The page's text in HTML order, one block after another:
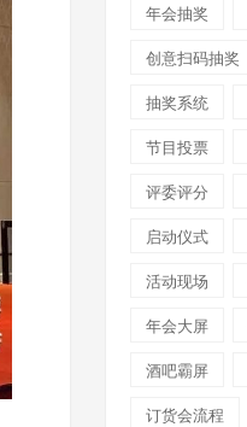
年会抽奖
创意扫码抽奖
抽奖系统
节目投票
评委评分
启动仪式
活动现场
年会大屏
酒吧霸屏
订货会流程